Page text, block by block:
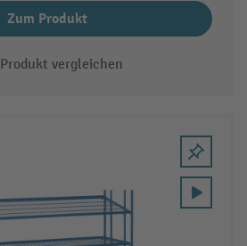
Zum Produkt
Produkt vergleichen